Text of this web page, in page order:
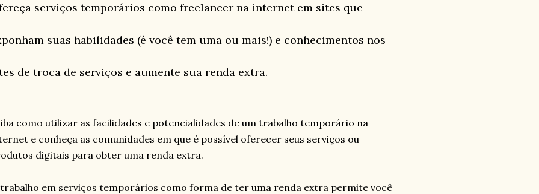
serviços temporários como freelancer na internet em sites que
suas habilidades (é você tem uma ou mais!) e conhecimentos nos
de troca de serviços e aumente sua renda extra.
como utilizar as facilidades e potencialidades de um trabalho temporário na
e conheça as comunidades em que é possível oferecer seus serviços ou
digitais para obter uma renda extra.
em serviços temporários como forma de ter uma renda extra permite você